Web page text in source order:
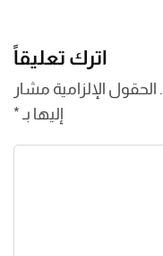
اترك تعليقاً
الحقول الإلزامية مشار
إليها بـ *